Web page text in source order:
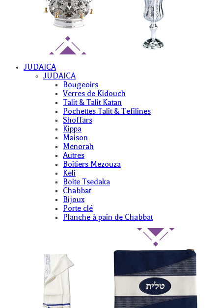
JUDAICA
JUDAICA
Bougeoirs
Verres de Kidouch
Talit & Talit Katan
Pochettes Talit & Tefilines
Shoffars
Kippa
Maison
Menorah
Autres
Boitiers Mezouza
Keli
Boite Tsedaka
Chabbat
Bijoux
Porte clé
Planche à pain de Chabbat